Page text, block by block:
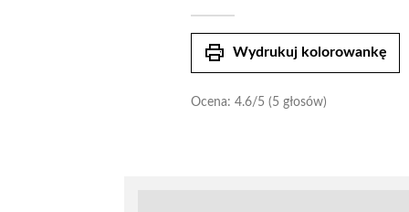
print Wydrukuj kolorowankę
Ocena: 4.6/5 (5 głosów)